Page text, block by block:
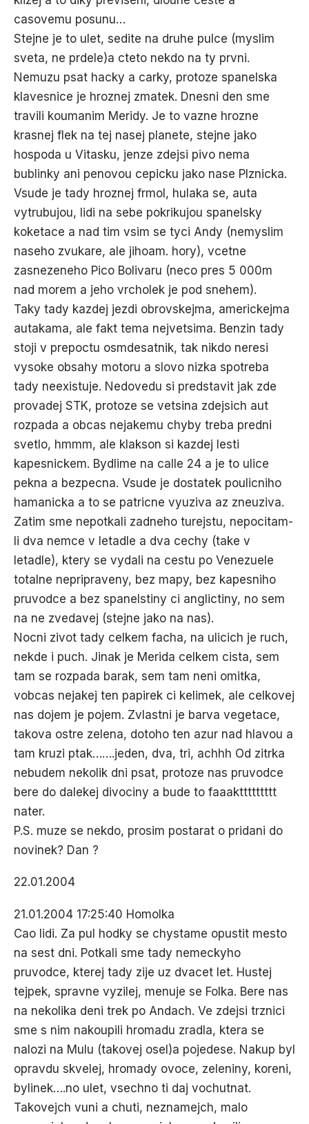
casovemu posunu…
Stejne je to ulet, sedite na druhe pulce (myslim
sveta, ne prdele)a cteto nekdo na ty prvni.
Nemuzu psat hacky a carky, protoze spanelska
klavesnice je hroznej zmatek. Dnesni den sme
travili koumanim Meridy. Je to vazne hrozne
krasnej flek na tej nasej planete, stejne jako
hospoda u Vitasku, jenze zdejsi pivo nema
bublinky ani penovou cepicku jako nase Plznicka.
Vsude je tady hroznej frmol, hulaka se, auta
vytrubujou, lidi na sebe pokrikujou spanelsky
koketace a nad tim vsim se tyci Andy (nemyslim
naseho zvukare, ale jihoam. hory), vcetne
zasnezeneho Pico Bolivaru (neco pres 5 000m
nad morem a jeho vrcholek je pod snehem).
Taky tady kazdej jezdi obrovskejma, americkejma
autakama, ale fakt tema nejvetsima. Benzin tady
stoji v prepoctu osmdesatnik, tak nikdo neresi
vysoke obsahy motoru a slovo nizka spotreba
tady neexistuje. Nedovedu si predstavit jak zde
provadej STK, protoze se vetsina zdejsich aut
rozpada a obcas nejakemu chyby treba predni
svetlo, hmmm, ale klakson si kazdej lesti
kapesnickem. Bydlime na calle 24 a je to ulice
pekna a bezpecna. Vsude je dostatek poulicniho
hamanicka a to se patricne vyuziva az zneuziva.
Zatim sme nepotkali zadneho turejstu, nepocitam-
li dva nemce v letadle a dva cechy (take v
letadle), ktery se vydali na cestu po Venezuele
totalne nepripraveny, bez mapy, bez kapesniho
pruvodce a bez spanelstiny ci anglictiny, no sem
na ne zvedavej (stejne jako na nas).
Nocni zivot tady celkem facha, na ulicich je ruch,
nekde i puch. Jinak je Merida celkem cista, sem
tam se rozpada barak, sem tam neni omitka,
vobcas nejakej ten papirek ci kelimek, ale celkovej
nas dojem je pojem. Zvlastni je barva vegetace,
takova ostre zelena, dotoho ten azur nad hlavou a
tam kruzi ptak…….jeden, dva, tri, achhh Od zitrka
nebudem nekolik dni psat, protoze nas pruvodce
bere do dalekej divociny a bude to faaakttttttttt
nater.
P.S. muze se nekdo, prosim postarat o pridani do
novinek? Dan ?
22.01.2004
21.01.2004 17:25:40 Homolka
Cao lidi. Za pul hodky se chystame opustit mesto
na sest dni. Potkali sme tady nemeckyho
pruvodce, kterej tady zije uz dvacet let. Hustej
tejpek, spravne vyzilej, menuje se Folka. Bere nas
na nekolika deni trek po Andach. Ve zdejsi trznici
sme s nim nakoupili hromadu zradla, ktera se
nalozi na Mulu (takovej osel)a pojedese. Nakup byl
opravdu skvelej, hromady ovoce, zeleniny, koreni,
bylinek….no ulet, vsechno ti daj vochutnat.
Takovejch vuni a chuti, neznamejch, malo